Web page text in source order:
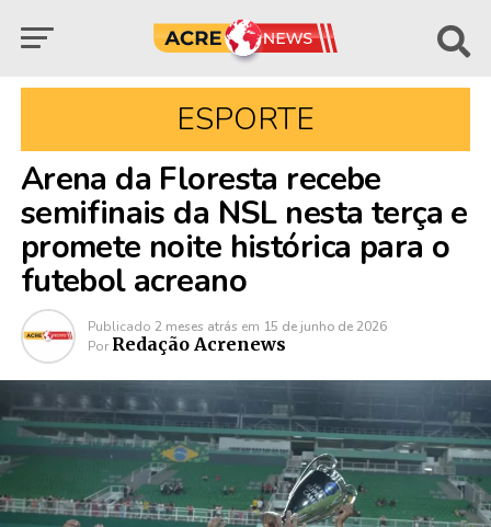
ESPORTE
Arena da Floresta recebe
semifinais da NSL nesta terça e
promete noite histórica para o
futebol acreano
Publicado 2 meses atrás em 15 de junho de 2026
Por Redação Acrenews